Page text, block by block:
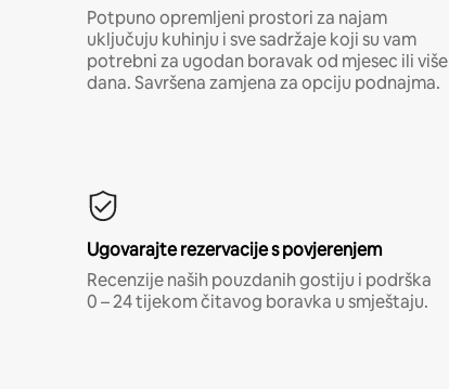
Potpuno opremljeni prostori za najam
uključuju kuhinju i sve sadržaje koji su vam
potrebni za ugodan boravak od mjesec ili više
dana. Savršena zamjena za opciju podnajma.
Ugovarajte rezervacije s povjerenjem
Recenzije naših pouzdanih gostiju i podrška
0 – 24 tijekom čitavog boravka u smještaju.